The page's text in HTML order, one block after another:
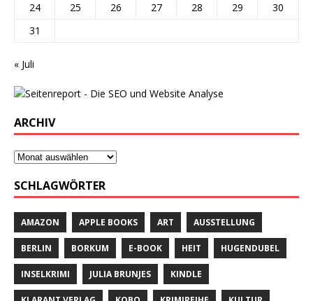
24
25 26 27 28 29
30
31
« Juli
ARCHIV
SCHLAGWÖRTER
AMAZON APPLE BOOKS ART AUSSTELLUNG
BERLIN BORKUM E-BOOK HEIT HUGENDUBEL
INSELKRIMI JULIA BRUNJES KINDLE